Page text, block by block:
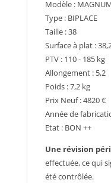
Modèle :
Type : BIPLACE
Taille : 38
Surface à plat :
PTV : 110 - 185 kg
Allongement : 5,2
Poids : 7,2 kg
Prix Neuf : 4820 €
Année de
Etat : BON ++
Une révision
effectuée, ce qui
été contrôlée.